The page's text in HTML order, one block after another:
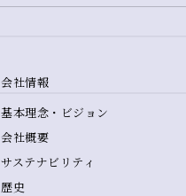
会社情報
基本理念・ビジョン
会社概要
サステナビリティ
歴史